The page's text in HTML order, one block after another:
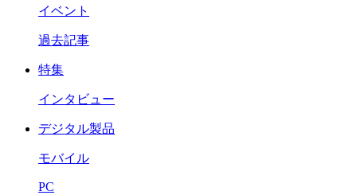
イベント
過去記事
特集
インタビュー
デジタル製品
モバイル
PC